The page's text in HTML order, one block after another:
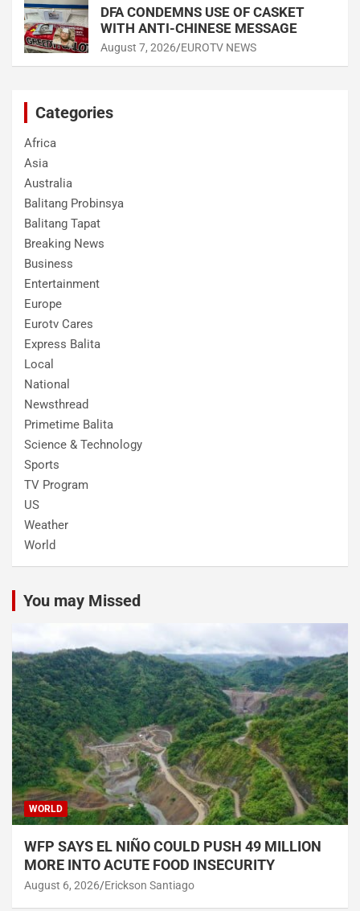
DFA CONDEMNS USE OF CASKET
WITH ANTI-CHINESE MESSAGE
August 7, 2026 EUROTV NEWS
Categories
Africa
Asia
Australia
Balitang Probinsya
Balitang Tapat
Breaking News
Business
Entertainment
Europe
Eurotv Cares
Express Balita
Local
National
Newsthread
Primetime Balita
Science & Technology
Sports
TV Program
US
Weather
World
You may Missed
WORLD
WFP SAYS EL NIÑO COULD PUSH 49 MILLION
MORE INTO ACUTE FOOD INSECURITY
August 6, 2026 Erickson Santiago